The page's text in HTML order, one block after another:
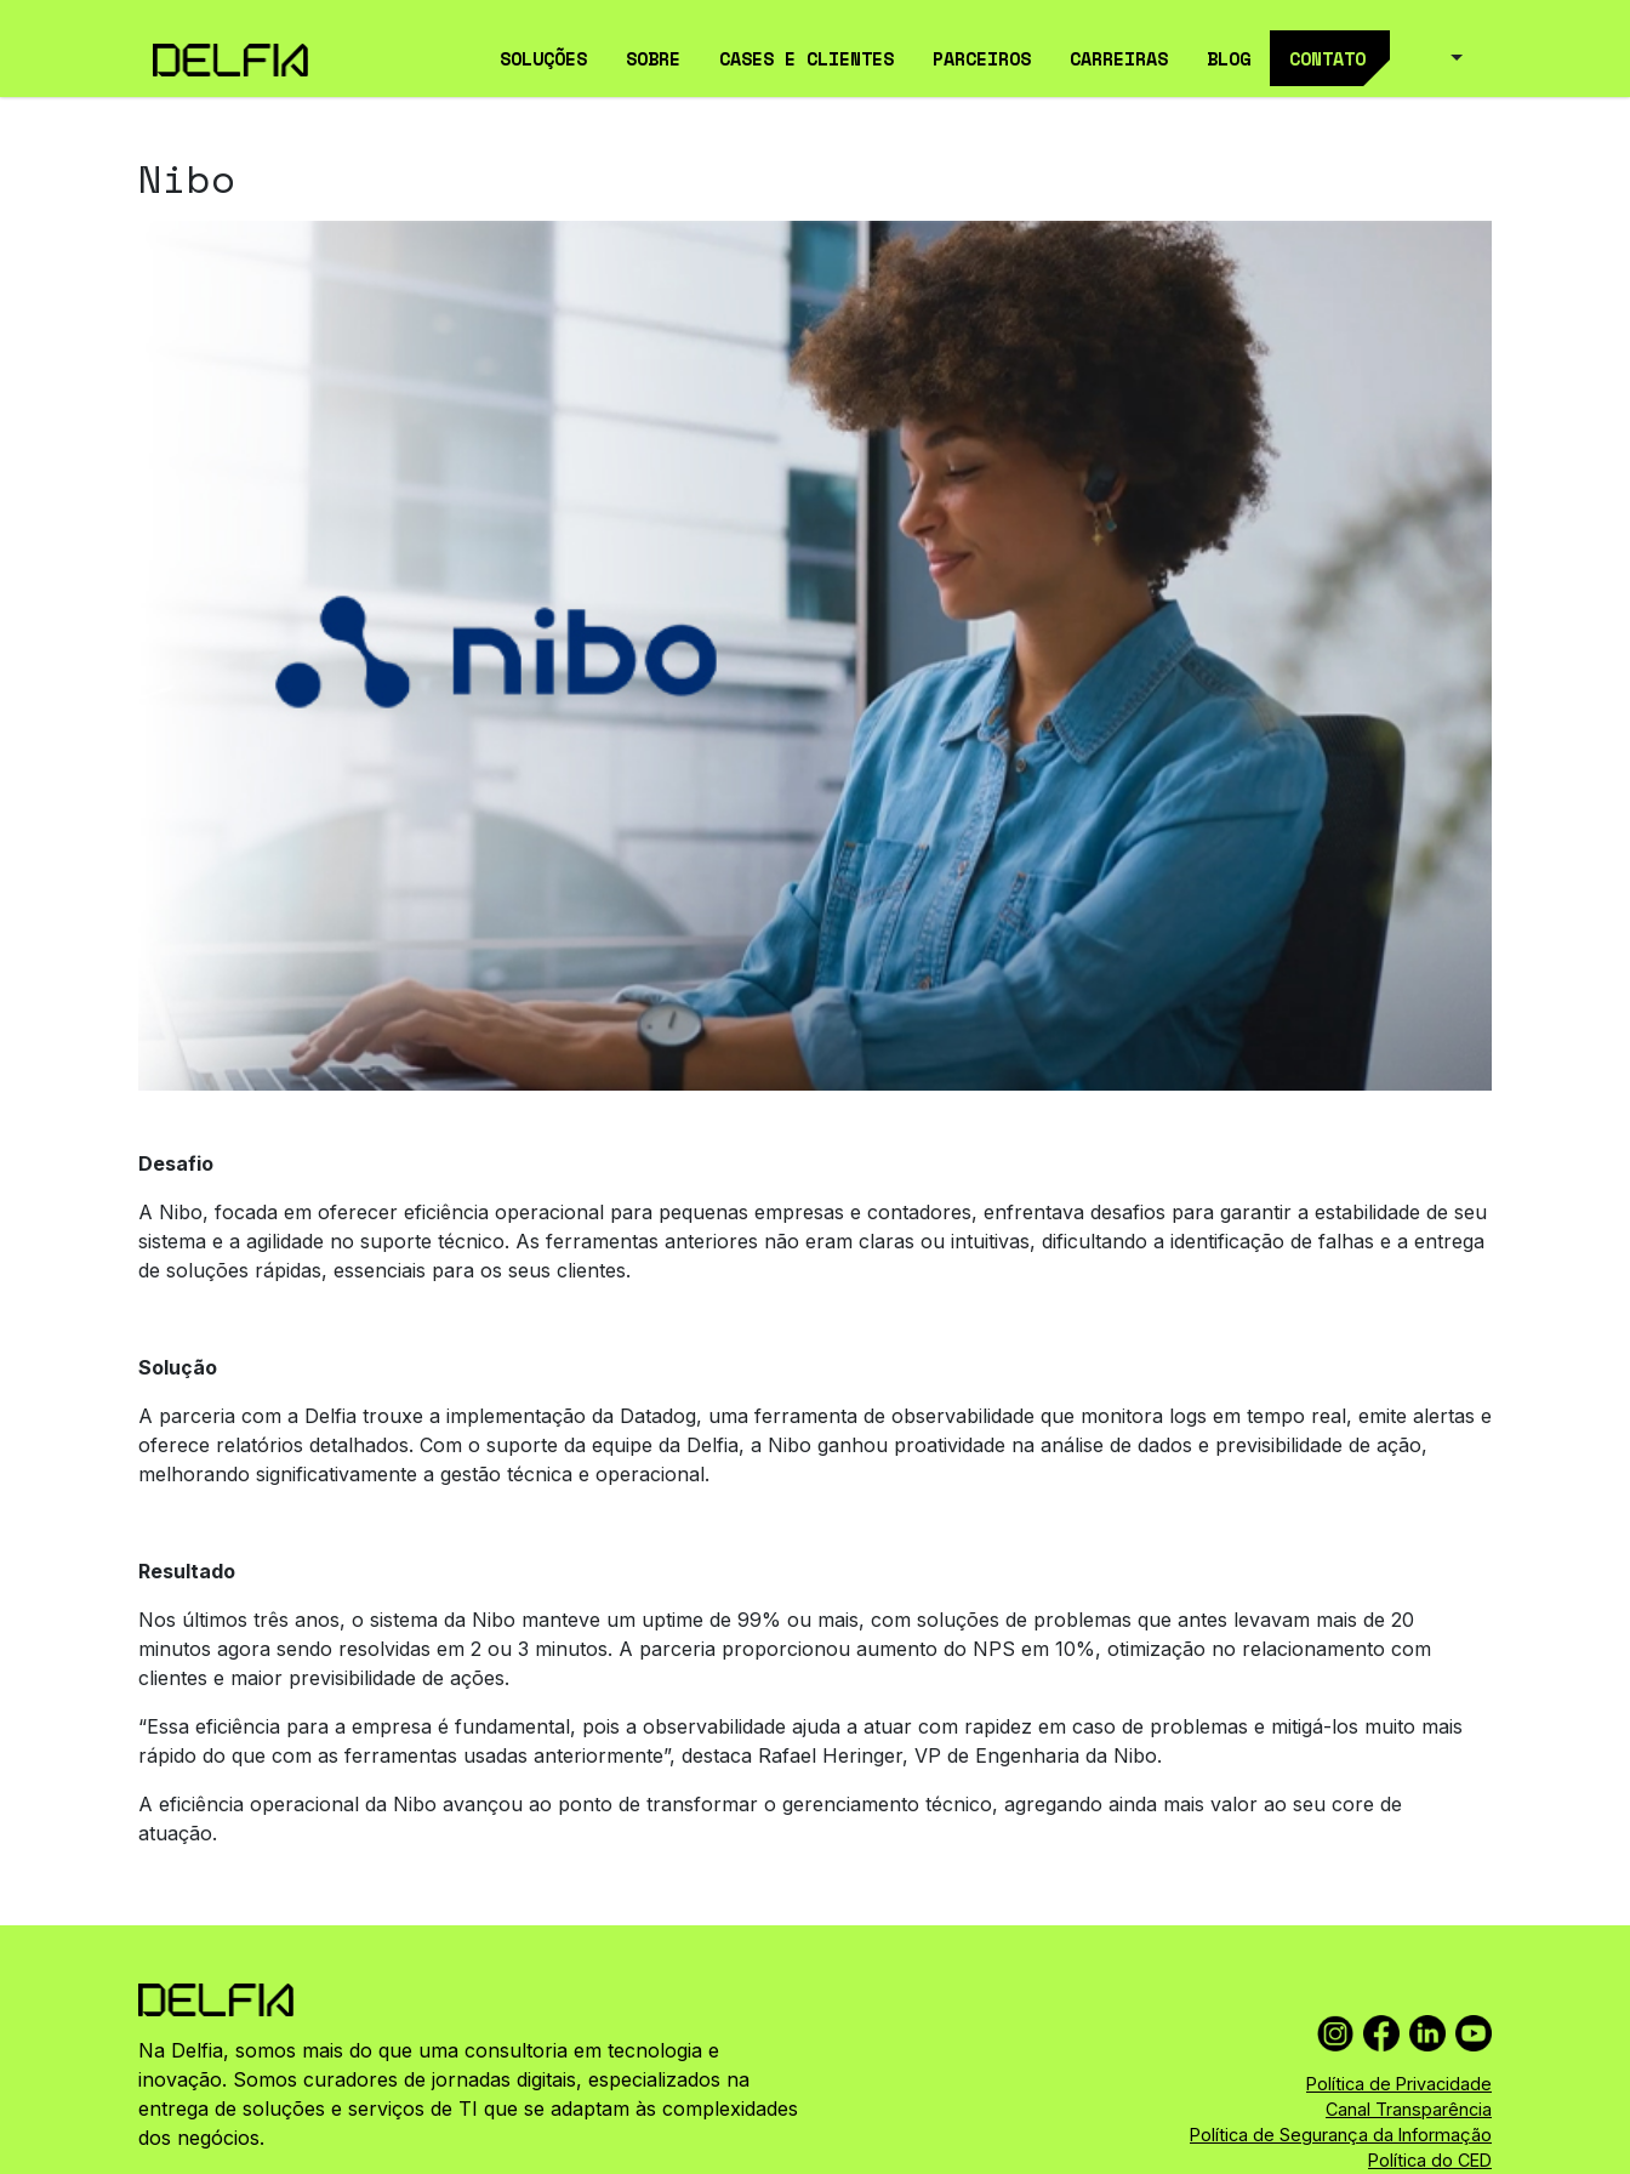
SOLUÇÕES
EMPRESAS
INFRAESTRUTURA DE TI
SOBRE CASES E CLIENTES PARCEIROS CARREIRAS BLOG CONTATO
Nibo
Desafio
A Nibo, focada em oferecer eficiência operacional para pequenas empresas e contadores, enfrentava desafios para garantir a estabilidade de seu
sistema e a agilidade no suporte técnico. As ferramentas anteriores não eram claras ou intuitivas, dificultando a identificação de falhas e a entrega
de soluções rápidas, essenciais para os seus clientes.
Solução
A parceria com a Delfia trouxe a implementação da Datadog, uma ferramenta de observabilidade que monitora logs em tempo real, emite alertas e
oferece relatórios detalhados. Com o suporte da equipe da Delfia, a Nibo ganhou proatividade na análise de dados e previsibilidade de ação,
melhorando significativamente a gestão técnica e operacional.
Resultado
Nos últimos três anos, o sistema da Nibo manteve um uptime de 99% ou mais, com soluções de problemas que antes levavam mais de 20
minutos agora sendo resolvidas em 2 ou 3 minutos. A parceria proporcionou aumento do NPS em 10%, otimização no relacionamento com
clientes e maior previsibilidade de ações.
“Essa eficiência para a empresa é fundamental, pois a observabilidade ajuda a atuar com rapidez em caso de problemas e mitigá-los muito mais
rápido do que com as ferramentas usadas anteriormente”, destaca Rafael Heringer, VP de Engenharia da Nibo.
A eficiência operacional da Nibo avançou ao ponto de transformar o gerenciamento técnico, agregando ainda mais valor ao seu core de
atuação.
Na Delfia, somos mais do que uma consultoria em tecnologia e
inovação. Somos curadores de jornadas digitais, especializados na
entrega de soluções e serviços de TI que se adaptam às complexidades
dos negócios.
Política de Privacidade
Canal Transparência
Política de Segurança da Informação
Política do CED